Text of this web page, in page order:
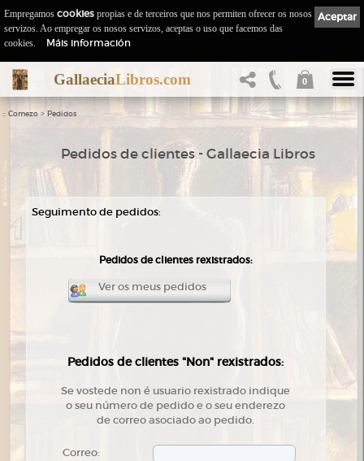
GallaeciaLibros.com 0
:: Comezo > Pedidos
Pedidos de clientes - Gallaecia Libros
Seguimento de pedidos:
Pedidos de clientes rexistrados:
Ver os meus pedidos
Pedidos de clientes "Non" rexistrados:
Se vostede non é usuario rexistrado indique
o seu número de pedido e o seu enderezo
de correo asociado ao pedido.
Correo:
Aceptar
Empregamos cookies propias e de terceiros que nos permiten ofrecer os nosos
servizos. Ao empregar os nosos servizos, aceptas o uso que facemos das
cookies.
Máis información